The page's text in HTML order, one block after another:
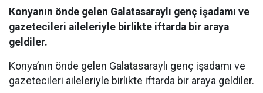
Konyanın önde gelen Galatasaraylı genç işadamı ve
gazetecileri aileleriyle birlikte iftarda bir araya
geldiler.
Konya’nın önde gelen Galatasaraylı genç işadamı ve
gazetecileri aileleriyle birlikte iftarda bir araya geldiler.